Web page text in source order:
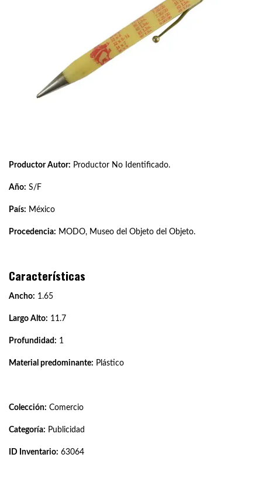
Productor Autor: Productor No Identificado.
Año: S/F
País: México
Procedencia: MODO, Museo del Objeto del Objeto.
Características
Ancho: 1.65
Largo Alto: 11.7
Profundidad: 1
Material predominante: Plástico
Colección: Comercio
Categoría: Publicidad
ID Inventario: 63064